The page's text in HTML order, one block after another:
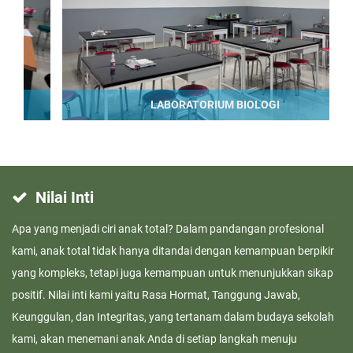
LABORATORIUM BIOLOGI
Nilai Inti
Apa yang menjadi ciri anak total? Dalam pandangan profesional
kami, anak total tidak hanya ditandai dengan kemampuan berpikir
yang kompleks, tetapi juga kemampuan untuk menunjukkan sikap
positif. Nilai inti kami yaitu Rasa Hormat, Tanggung Jawab,
Keunggulan, dan Integritas, yang tertanam dalam budaya sekolah
kami, akan menemani anak Anda di setiap langkah menuju